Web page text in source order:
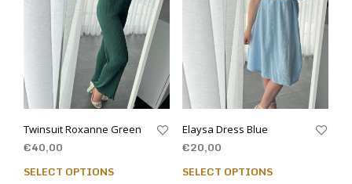
Twinsuit Roxanne Green
€40,00
SELECT OPTIONS
Elaysa Dress Blue
€20,00
SELECT OPTIONS